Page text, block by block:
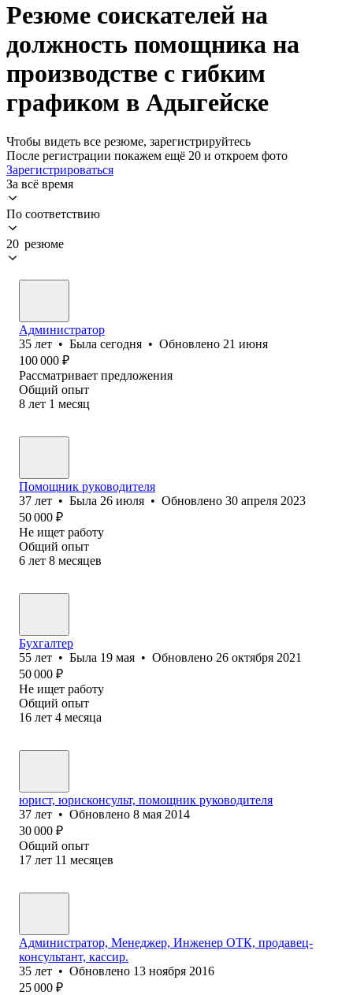
Резюме соискателей на
должность помощника на
производстве с гибким
графиком в Адыгейске
Чтобы видеть все резюме, зарегистрируйтесь
После регистрации покажем ещё 20 и откроем фото
Зарегистрироваться
За всё время
По соответствию
20 резюме
Администратор
35 лет • Была сегодня • Обновлено 21 июня
100 000 ₽
Рассматривает предложения
Общий опыт
8 лет 1 месяц
Помощник руководителя
37 лет • Была 26 июля • Обновлено 30 апреля 2023
50 000 ₽
Не ищет работу
Общий опыт
6 лет 8 месяцев
Бухгалтер
55 лет • Была 19 мая • Обновлено 26 октября 2021
50 000 ₽
Не ищет работу
Общий опыт
16 лет 4 месяца
юрист, юрисконсульт, помощник руководителя
37 лет • Обновлено 8 мая 2014
30 000 ₽
Общий опыт
17 лет 11 месяцев
Администратор, Менеджер, Инженер ОТК, продавец-
консультант, кассир.
35 лет • Обновлено 13 ноября 2016
25 000 ₽